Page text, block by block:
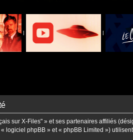
| |
sur X-Files" » et ses partenaires affiliés
logiciel phpBB » et « phpBB Limited »)